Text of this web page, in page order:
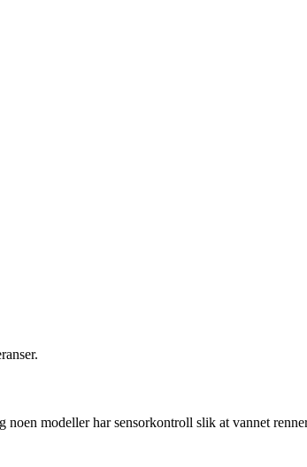
modeller har sensorkontroll slik at vannet